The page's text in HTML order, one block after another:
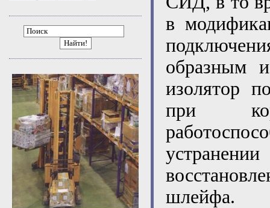
Найти!
в
образным
изолятор
при
шлейфа.